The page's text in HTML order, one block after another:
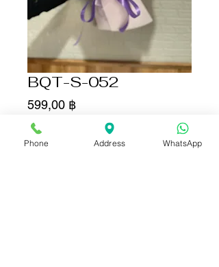
BQT-S-052
599,00 ฿Цена
Количество
Phone Address WhatsApp